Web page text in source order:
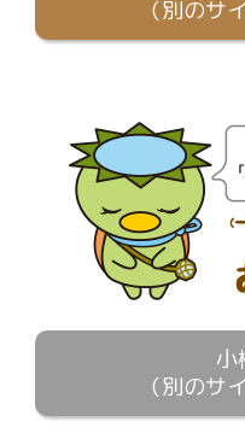
（別のサ
小
（別のサ